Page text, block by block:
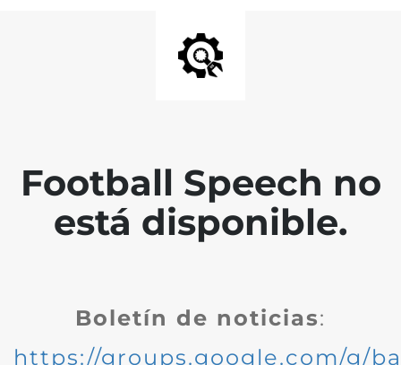
Football Speech no
está disponible.
Boletín de noticias:
https://groups.google.com/g/